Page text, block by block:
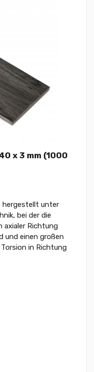
x 3 mm (1000
hergestellt unter
bei der die
axialer Richtung
und einen großen
in Richtung